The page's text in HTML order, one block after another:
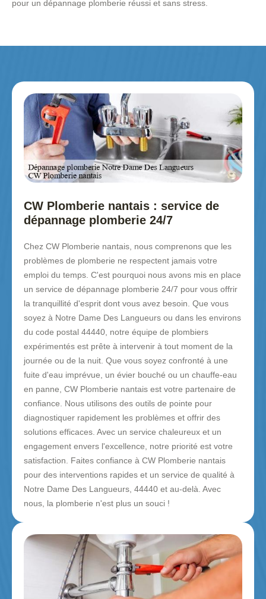
pour un dépannage plomberie réussi et sans stress.
CW Plomberie nantais : service de
dépannage plomberie 24/7
Chez CW Plomberie nantais, nous comprenons que les
problèmes de plomberie ne respectent jamais votre
emploi du temps. C'est pourquoi nous avons mis en place
un service de dépannage plomberie 24/7 pour vous offrir
la tranquillité d'esprit dont vous avez besoin. Que vous
soyez à Notre Dame Des Langueurs ou dans les environs
du code postal 44440, notre équipe de plombiers
expérimentés est prête à intervenir à tout moment de la
journée ou de la nuit. Que vous soyez confronté à une
fuite d'eau imprévue, un évier bouché ou un chauffe-eau
en panne, CW Plomberie nantais est votre partenaire de
confiance. Nous utilisons des outils de pointe pour
diagnostiquer rapidement les problèmes et offrir des
solutions efficaces. Avec un service chaleureux et un
engagement envers l'excellence, notre priorité est votre
satisfaction. Faites confiance à CW Plomberie nantais
pour des interventions rapides et un service de qualité à
Notre Dame Des Langueurs, 44440 et au-delà. Avec
nous, la plomberie n'est plus un souci !